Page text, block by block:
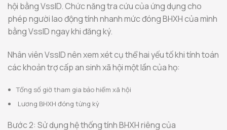
hội bằng VssID. Chức năng tra cứu của ứng dụng cho
phép người lao động tính nhanh mức đóng BHXH của mình
bằng VssID ngay khi đăng ký.
Nhân viên VssID nên xem xét cụ thể hai yếu tố khi tính toán
các khoản trợ cấp an sinh xã hội một lần của họ:
Tổng số giờ tham gia bảo hiểm xã hội
Lương BHXH đóng từng kỳ
Bước 2: Sử dụng hệ thống tính BHXH riêng của